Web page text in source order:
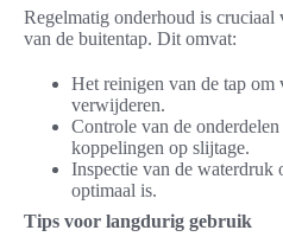
Regelmatig onderhoud is cruciaal
van de buitentap. Dit omvat:
Het reinigen van de tap om
verwijderen.
Controle van de onderdelen
koppelingen op slijtage.
Inspectie van de waterdruk
optimaal is.
Tips voor langdurig gebruik